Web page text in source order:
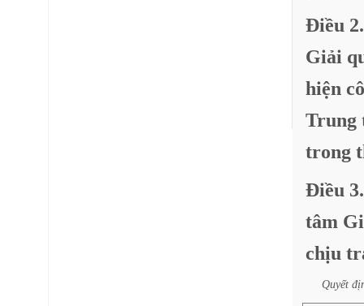
Điều 2.
Giải
hiện
Trung
trong
Điều 3.
tâm
chịu
Quyết